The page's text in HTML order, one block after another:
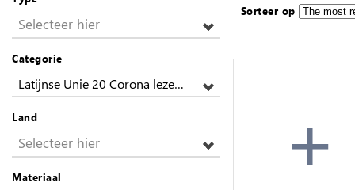
Selecteer hier
Categorie
Latijnse Unie 20 Corona lezen Goud
Land
Selecteer hier
Materiaal
Sorteer op
+